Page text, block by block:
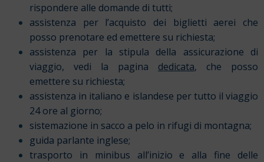
rispondere alle domande di tutti;
assistenza per l’acquisto dei biglietti aerei che
posso prenotare ed emettere su richiesta;
assistenza per la stipula della assicurazione di
viaggio, vedi la pagina dedicata, che posso
emettere su richiesta;
assistenza in italiano e islandese per tutto il viaggio
24 ore al giorno;
sistemazione in sacco a pelo in rifugi di montagna;
guida parlante inglese;
trasporto in minibus all’inizio e alla fine delle